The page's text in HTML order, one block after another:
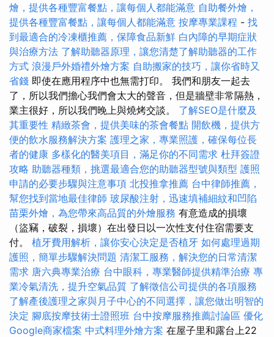
燴，提供各種豐富餐點，讓每個人都能滿意 自助餐外燴，
提供各種豐富餐點，讓每個人都能滿意 按摩專業課程 - 找
到最適合的冷凍櫃推薦，保障食品新鮮 白內障的早期症狀
與治療方法 了解助聽器原理，讓您清楚了解助聽器的工作
方式 浪漫戶外婚禮外燴方案 自助搬家的技巧，讓你省時又
省錢 即使在應用程序中也無需打印。 我們和朋友一起去
了，所以我們擔心我們會太大的聲音，但是牆壁非常隔熱，
業主很好，所以我們晚上與燒烤交談。 了解SEO是什麼及
其重要性 精緻茶會，提供美味的茶會餐點 開飲機，提供方
便的飲水服務解決方案 護理之家，專業照護，確保每位長
者的健康 多樣化的醫美項目，滿足你的不同需求 杜拜簽證
攻略 助聽器種類，挑選最適合您的助聽器型號與類型 護照
申請的必要步驟與注意事項 北投推拿推薦 台中律師推薦，
幫您找到當地最佳律師 玻尿酸注射，迅速填補細紋和凹陷
苗栗外燴，為您帶來高品質的外燴服務 有意造成的損壞
（盜竊，破裂，損壞）在出發日以一次性支付住宿需要支
付。 植牙費用解析，讓你安心決定是否植牙 如何處理過期
護照，簡單步驟解決問題 清潔工服務，解決您的日常清潔
需求 唐六典專業治療 台中眼科，專業醫師提供精準治療 專
業冷氣清洗，提升空氣品質 了解徵信公司提供的各項服務
了解產後護理之家與月子中心的不同選擇，讓您做出明智的
決定 腳底按摩技術士證照班 台中按摩服務推薦討論區 優化
Google商家檔案 中式料理外燴方案 在屋子里和露台上22